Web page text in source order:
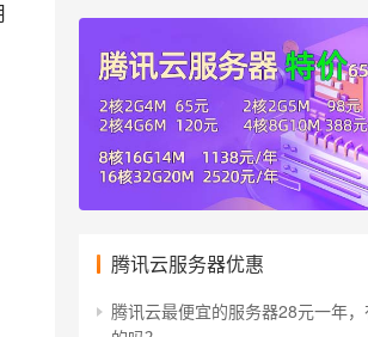
腾讯云服务器优惠
腾讯云最便宜的服务器28元一年